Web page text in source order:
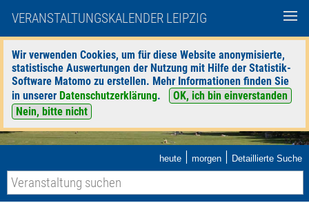
VERANSTALTUNGSKALENDER LEIPZIG
Wir verwenden Cookies, um für diese Website anonymisierte,
statistische Auswertungen der Nutzung mit Hilfe der Statistik-
Software Matomo zu erstellen. Mehr Informationen finden Sie
in unserer Datenschutzerklärung.
OK, ich bin einverstanden
Nein, bitte nicht
heute | morgen | Detaillierte Suche